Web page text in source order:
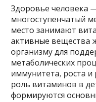
Здоровье человека
многоступенчатый
место занимают
активные вещества
организму для
метаболических
иммунитета, роста
роль витаминов в
формируются